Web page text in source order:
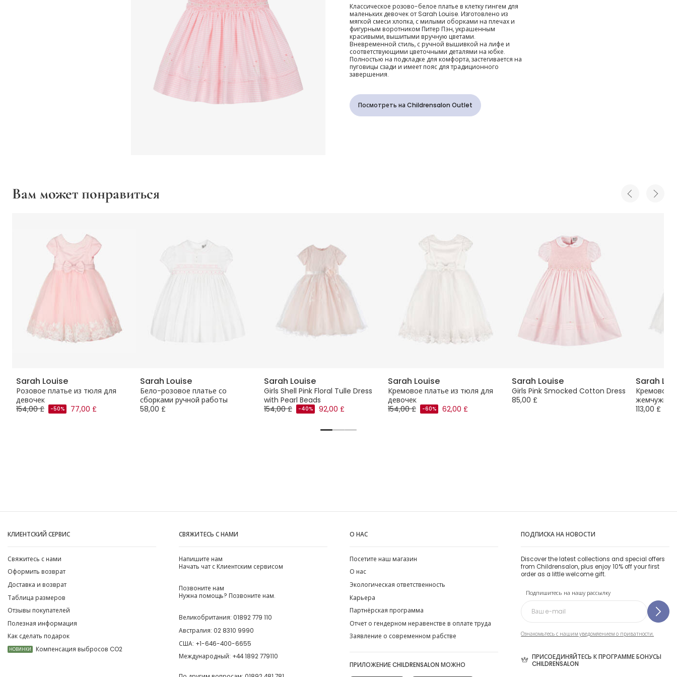
хлопка в клетку
гингем для девочек
Классическое розово-белое платье в клетку гингем для
маленьких девочек от Sarah Louise. Изготовлено из
мягкой смеси хлопка, с милыми оборками на плечах и
фигурным воротником Питер Пэн, украшенным
красивыми, вышитыми вручную цветами.
Вневременной стиль, с ручной вышивкой на лифе и
соответствующими цветочными деталями на юбке.
Полностью на подкладке для комфорта, застегивается на
пуговицы сзади и имеет пояс для традиционного
завершения.
Посмотреть на Childrensalon Outlet
Вам может понравиться
Sarah Louise
Розовое платье из тюля для
девочек
154,00 £
-50% 77,00 £
Sarah Louise
Бело-розовое платье со
сборками ручной работы
58,00 £
Sarah Louise
Girls Shell Pink Floral Tulle Dress
with Pearl Beads
154,00 £
-40% 92,00 £
Sarah Louise
Кремовое платье из тюля для
девочек
154,00 £
-60% 62,00 £
Sarah Louise
Girls Pink Smocked Cotton Dress
85,00 £
Sarah
Кремовое
113,00 £
КЛИЕНТСКИЙ СЕРВИС
Свяжитесь с нами
Оформить возврат
Доставка и возврат
Таблица размеров
Отзывы покупателей
Полезная информация
Как сделать подарок
НОВИНКИ Компенсация выбросов CO2
СВЯЖИТЕСЬ С НАМИ
Напишите нам
Начать чат с Клиентским сервисом
Позвоните нам
Нужна помощь? Позвоните нам.
Великобритания: 01892 779 110
Австралия: 02 8310 9990
США: +1-646-400-6655
Международный: +44 1892 779110
О НАС
Посетите наш магазин
О нас
Экологическая ответственность
Карьера
Партнёрская программа
Отчет о гендерном неравенстве в оплате труда
Заявление о современном рабстве
ПРИЛОЖЕНИЕ CHILDRENSALON МОЖНО
ПОДПИСКА НА НОВОСТИ
Discover the latest collections and special offers
from Childrensalon, plus enjoy 10% off your first
order as a little welcome gift.
Подпишитесь на нашу рассылку
Ознакомьтесь с нашим уведомлением о приватности.
ПРИСОЕДИНЯЙТЕСЬ К ПРОГРАММЕ БОНУСЫ
CHILDRENSALON